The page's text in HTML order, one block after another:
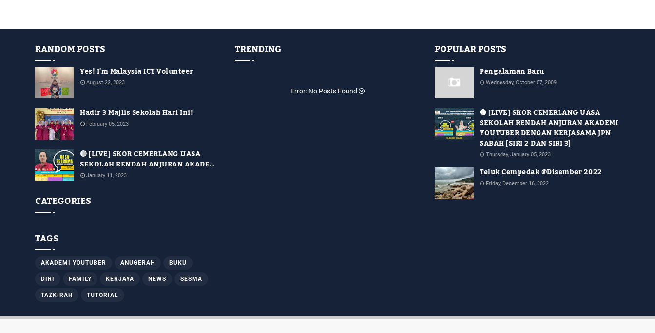
RANDOM POSTS
Yes! I'm Malaysia ICT Volunteer
August 22, 2023
Hadir 3 Majlis Sekolah Hari Ini!
February 05, 2023
🔴 [LIVE] SKOR CEMERLANG UASA
SEKOLAH RENDAH ANJURAN AKADEMI
YOUTUBER DENGAN KERJASAMA JPN
January 11, 2023
CATEGORIES
TAGS
AKADEMI YOUTUBER ANUGERAH BUKU
DIRI FAMILY KERJAYA NEWS SESMA
TAZKIRAH TUTORIAL
TRENDING
Error: No Posts Found
POPULAR POSTS
Pengalaman Baru
Wednesday, October 07, 2009
🔴 [LIVE] SKOR CEMERLANG UASA
SEKOLAH RENDAH ANJURAN AKADEMI
YOUTUBER DENGAN KERJASAMA JPN
SABAH [SIRI 2 DAN SIRI 3]
Thursday, January 05, 2023
Teluk Cempedak @Disember 2022
Friday, December 16, 2022